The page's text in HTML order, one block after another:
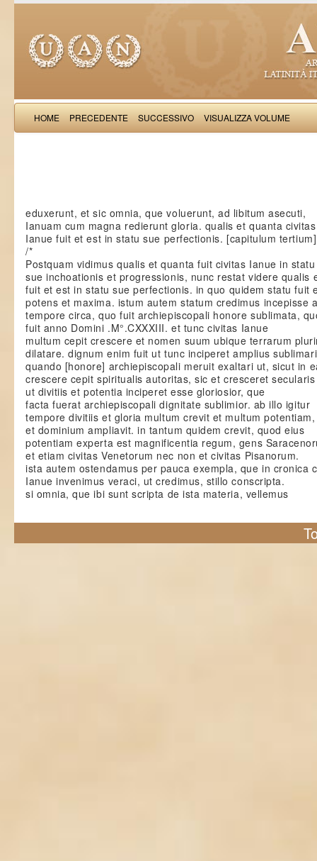
HOME PRECEDENTE SUCCESSIVO VISUALIZZA VOLUME
eduxerunt, et sic omnia, que voluerunt, ad libitum asecuti,
Ianuam cum magna redierunt gloria. qualis et quanta civitas
Ianue fuit et est in statu sue perfectionis. [capitulum
/*
Postquam vidimus qualis et quanta fuit civitas Ianue in statu
sue inchoationis et progressionis, nunc restat videre qualis
fuit et est in statu sue perfectionis. in quo quidem statu fuit
potens et maxima. istum autem statum credimus incepisse
tempore circa, quo fuit archiepiscopali honore sublimata,
fuit anno Domini .M°.CXXXIII. et tunc civitas Ianue
multum cepit crescere et nomen suum ubique terrarum
dilatare. dignum enim fuit ut tunc inciperet amplius sublimari
quando [honore] archiepiscopali meruit exaltari ut, sicut in
crescere cepit spiritualis autoritas, sic et cresceret
ut divitiis et potentia inciperet esse gloriosior, que
facta fuerat archiepiscopali dignitate sublimior. ab illo igitur
tempore divitiis et gloria multum crevit et multum potentiam,
et dominium ampliavit. in tantum quidem crevit, quod eius
potentiam experta est magnificentia regum, gens
et etiam civitas Venetorum nec non et civitas Pisanorum.
ista autem ostendamus per pauca exempla, que in cronica
Ianue invenimus veraci, ut credimus, stillo conscripta.
si omnia, que ibi sunt scripta de ista materia, vellemus